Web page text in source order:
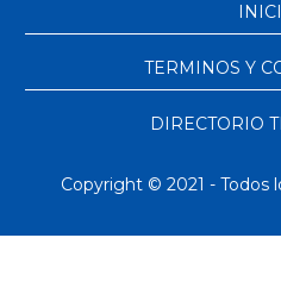
TERMINOS Y
DIRECTORIO
Copyright © 2021 - Todos